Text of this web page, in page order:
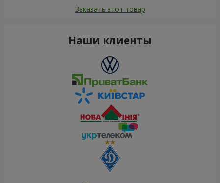
Заказать этот товар
Наши клиенты